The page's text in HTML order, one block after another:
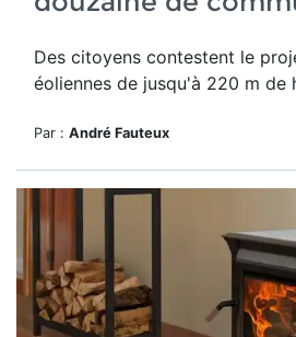
Des citoyens contestent le
éoliennes de jusqu'à 220 m de
Par : André Fauteux